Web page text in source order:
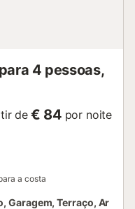
4 pessoas,
de € 84 por noite
a costa
Garagem, Terraço, Ar